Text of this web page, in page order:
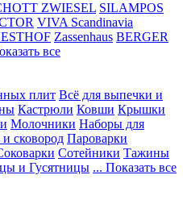
ZWIESEL SILAMPOS
VIVA Scandinavia
Zassenhaus BERGER
все
плит Всё для выпечки и
Кастрюли Ковши Крышки
Молочники Наборы для
сковород Пароварки
Сотейники Тажины
и Гусятницы ... Показать все